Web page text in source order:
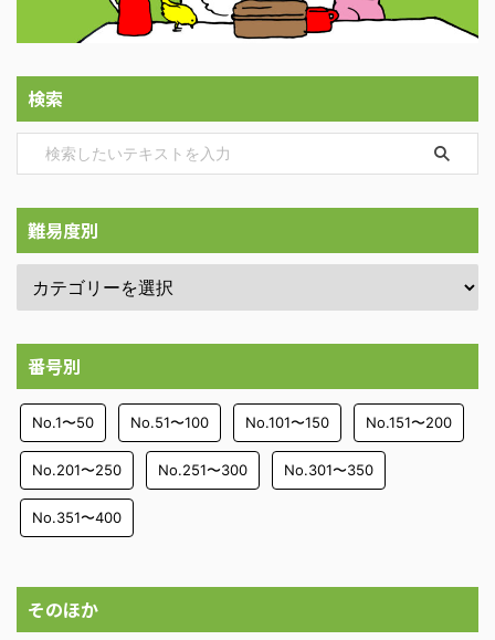
検索
難易度別
番号別
No.1〜50 No.51〜100 No.101〜150 No.151〜200
No.201〜250 No.251〜300 No.301〜350
No.351〜400
そのほか